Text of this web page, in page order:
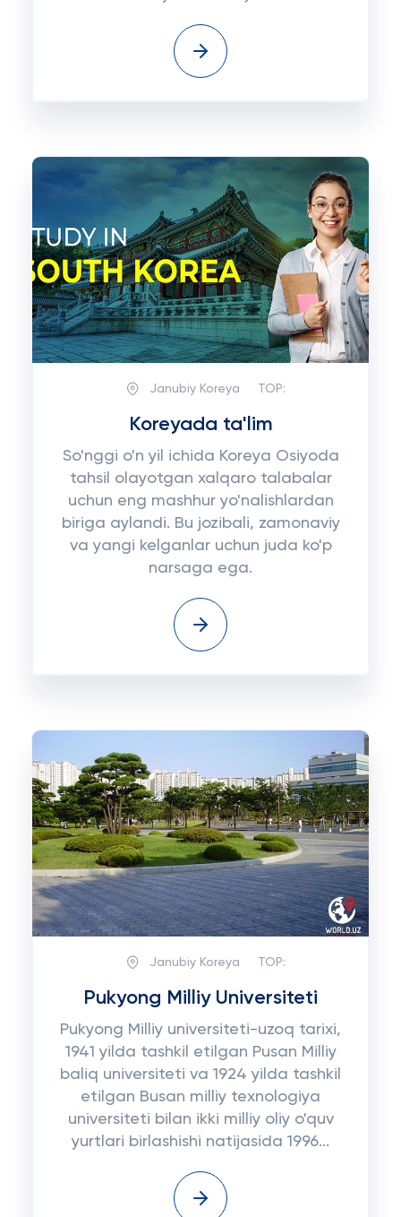
Janubiy Koreya TOP:
Koreyada ta'lim
So'nggi o'n yil ichida Koreya Osiyoda
tahsil olayotgan xalqaro talabalar
uchun eng mashhur yo'nalishlardan
biriga aylandi. Bu jozibali, zamonaviy
va yangi kelganlar uchun juda ko'p
narsaga ega.
Janubiy Koreya TOP:
Pukyong Milliy Universiteti
Pukyong Milliy universiteti-uzoq tarixi,
1941 yilda tashkil etilgan Pusan Milliy
baliq universiteti va 1924 yilda tashkil
etilgan Busan milliy texnologiya
universiteti bilan ikki milliy oliy o'quv
yurtlari birlashishi natijasida 1996...